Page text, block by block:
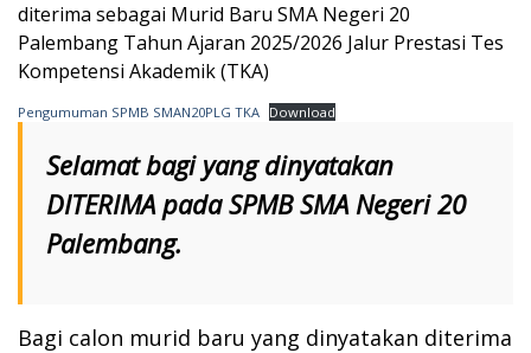
diterima sebagai Murid Baru SMA Negeri 20
Palembang Tahun Ajaran 2025/2026 Jalur Prestasi Tes
Kompetensi Akademik (TKA)
Pengumuman SPMB SMAN20PLG TKA Download
Selamat bagi yang dinyatakan
DITERIMA pada SPMB SMA Negeri 20
Palembang.
Bagi calon murid baru yang dinyatakan diterima